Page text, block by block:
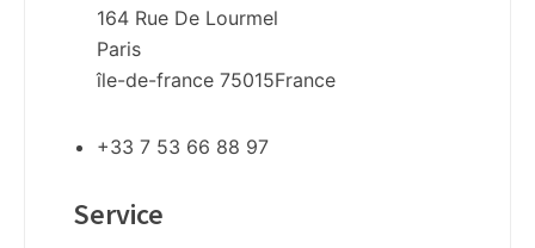
164 Rue De Lourmel
Paris
île-de-france 75015France
+33 7 53 66 88 97
Service